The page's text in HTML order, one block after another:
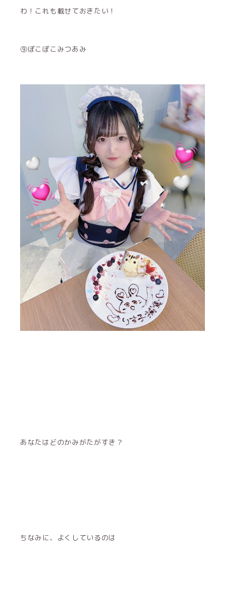
わ！これも載せておきたい！
⑨ぽこぽこみつあみ
あなたはどのかみがたがすき？
ちなみに、よくしているのは